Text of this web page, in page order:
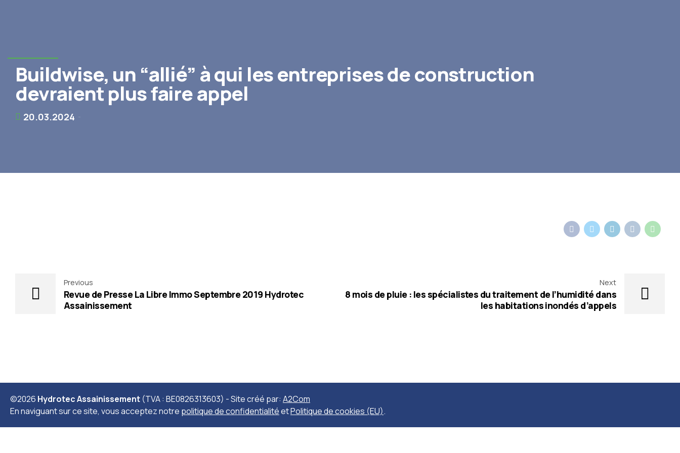
Buildwise, un “allié” à qui les entreprises de construction
devraient plus faire appel
20.03.2024
Previous
Revue de Presse La Libre Immo Septembre 2019 Hydrotec
Assainissement
Next
8 mois de pluie : les spécialistes du traitement de l’humidité dans
les habitations inondés d’appels
©2026 Hydrotec Assainissement (TVA : BE0826313603) - Site créé par: A2Com
En naviguant sur ce site, vous acceptez notre politique de confidentialitéetPolitique de cookies (EU).